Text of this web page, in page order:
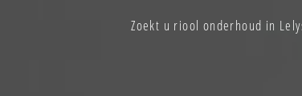
Zoekt u riool onderhoud in